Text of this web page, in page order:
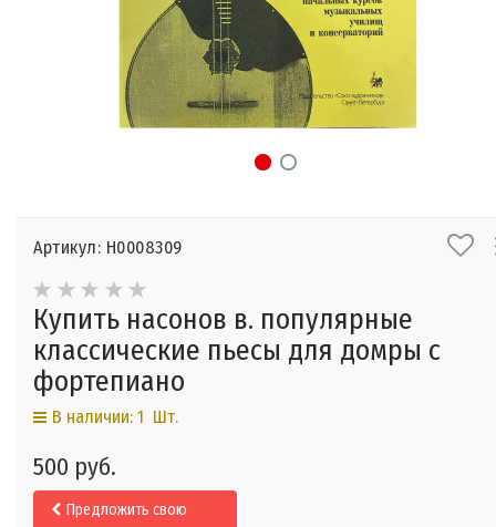
Артикул: Н0008309
Купить насонов в. популярные
классические пьесы для домры с
фортепиано
В наличии: 1 Шт.
500 руб.
Предложить свою